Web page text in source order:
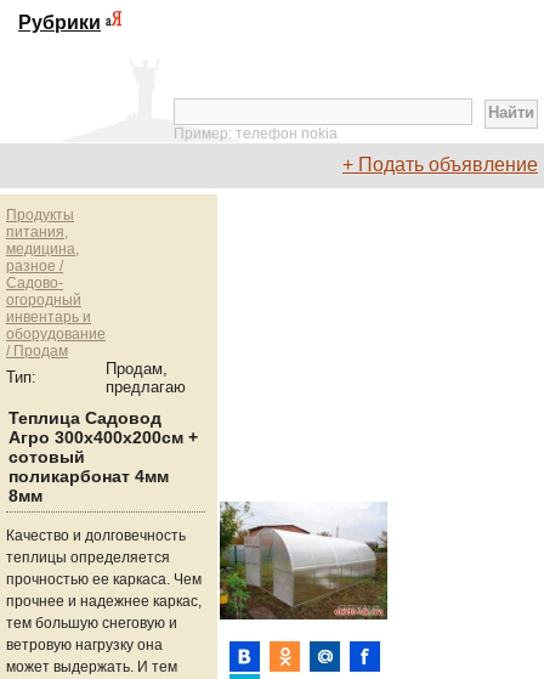
Рубрики
Пример: телефон nokia
+ Подать объявление
Продукты
питания,
медицина,
разное /
Садово-
огородный
инвентарь и
оборудование
/ Продам
Тип:
Продам,
предлагаю
Теплица Садовод
Агро 300х400х200см +
сотовый
поликарбонат 4мм
8мм
Качество и долговечность
теплицы определяется
прочностью ее каркаса. Чем
прочнее и надежнее каркас,
тем большую снеговую и
ветровую нагрузку она
может выдержать. И тем